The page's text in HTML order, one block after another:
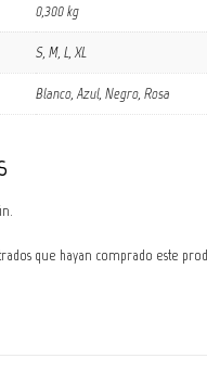
0,300 kg
S, M, L, XL
Blanco, Azul, Negro, Rosa
que hayan comprado este